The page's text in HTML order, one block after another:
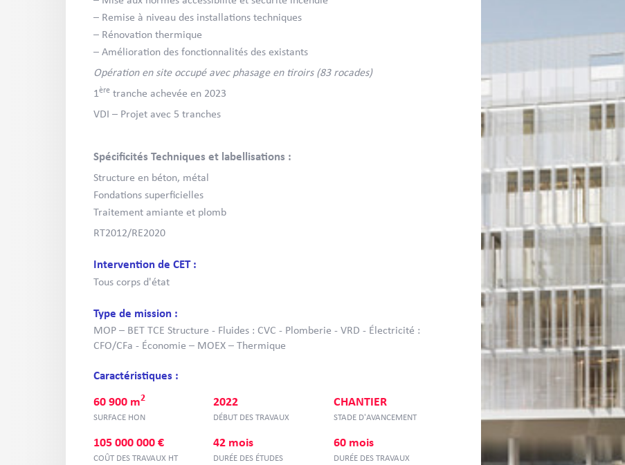
– Remise à niveau des installations techniques
– Rénovation thermique
– Amélioration des fonctionnalités des existants
Opération en site occupé avec phasage en tiroirs (83 rocades)
1ère tranche achevée en 2023
VDI – Projet avec 5 tranches
Spécificités Techniques et labellisations :
Structure en béton, métal
Fondations superficielles
Traitement amiante et plomb
RT2012/RE2020
Intervention de CET :
Tous corps d'état
Type de mission :
MOP – BET TCE Structure - Fluides : CVC - Plomberie - VRD - Électricité :
CFO/CFa - Économie – MOEX – Thermique
Caractéristiques :
60 900 m2
SURFACE HON
2022
DÉBUT DES TRAVAUX
CHANTIER
STADE D'AVANCEMENT
105 000 000 €
COÛT DES TRAVAUX HT
42 mois
DURÉE DES ÉTUDES
60 mois
DURÉE DES TRAVAUX